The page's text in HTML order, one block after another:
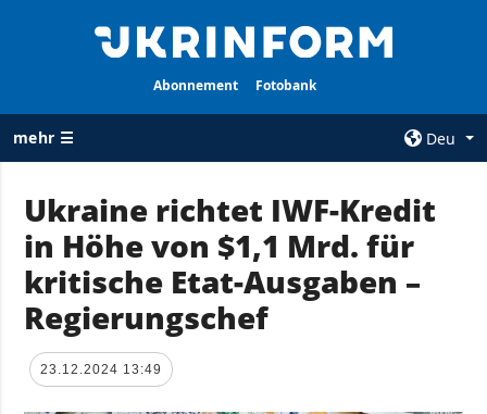
Abonnement Fotobank
mehr ☰
Deu
ALLE
RUBRIKEN
Krieg
Wiederaufbau
der Ukraine
Politik
AGENTUR
Über uns
Ukraine richtet IWF-Kredit
in Höhe von $1,1 Mrd. für
kritische Etat-Ausgaben –
Regierungschef
23.12.2024 13:49